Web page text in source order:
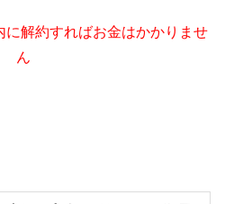
解約すればお金はかかりませ
ん